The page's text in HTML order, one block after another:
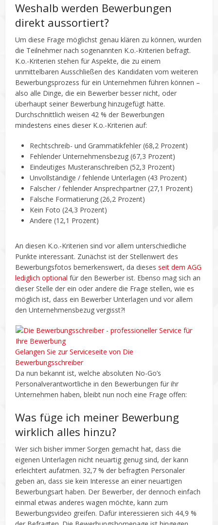
Weshalb werden Bewerbungen
direkt aussortiert?
Um diese Frage möglichst genau klären zu können, wurden
die Teilnehmer nach sogenannten K.o.-Kriterien befragt.
K.o.-Kriterien stehen für Aspekte, die zu einem
unmittelbaren Ausschließen des Kandidaten vom weiteren
Bewerbungsprozess für ein Unternehmen führen können –
also alle Dinge, die ein Bewerber besser nicht, oder
überhaupt seiner Bewerbung hinzugefügt hätte.
Durchschnittlich weisen 42 % der Bewerbungen
mindestens eines dieser K.o.-Kriterien auf:
Rechtschreib- und Grammatikfehler (68,2 Prozent)
Fehlender Unternehmensbezug (67,3 Prozent)
Eindeutiges Musteranschreiben (52,3 Prozent)
Unvollständige / fehlende Unterlagen (43 Prozent)
Falscher / fehlender Ansprechpartner (27,1 Prozent)
Falsche Formatierung (26,2 Prozent)
Kein Foto (24,3 Prozent)
Andere (12,1 Prozent)
An diesen K.o.-Kriterien sind vor allem unterschiedliche
Punkte interessant. Zunächst ist der Stellenwert des
Bewerbungsfotos bemerkenswert, da diesesseit dem AGG
lediglich optional für den Bewerber ist. Ebenso mag sich an
dieser Stelle der ein oder andere die Frage stellen, wie es
möglich ist, dass ein Bewerber Unterlagen und vor allem
den Unternehmensbezug vergisst?!
Gelangen Sie zur Serviceseite von Die
Bewerbungsschreiber
Da nun bekannt ist, welche absoluten No-Go’s
Personalverantwortliche in den Bewerbungen für ihr
Unternehmen haben, bleibt nun noch eine Frage offen:
Was füge ich meiner Bewerbung
wirklich alles hinzu?
Wer sich bisher immer Sorgen gemacht hat, dass die
eigenen Unterlagen nicht neuartig genug sind, der kann
erleichtert aufatmen. 32,7 % der befragten Personaler
geben an, dass sie kein Interesse an einer neuartigen
Bewerbungsart haben. Der Bewerber, der dennoch einfach
einmal etwas anderes wagen möchte, kann zum
Bewerbungsvideo greifen. Dafür interessieren sich 44,9 %